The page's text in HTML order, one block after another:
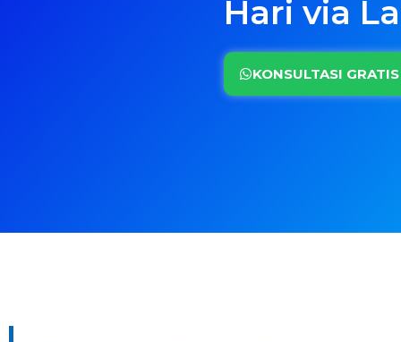
Hari via
KONSULTASI GRATIS